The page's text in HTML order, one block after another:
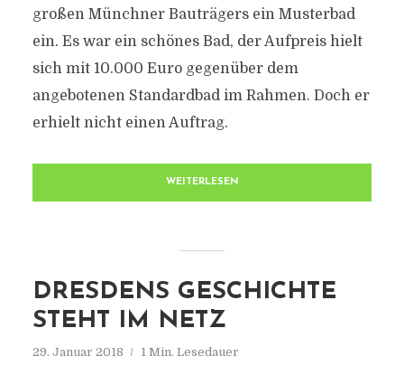
großen Münchner Bauträgers ein Musterbad
ein. Es war ein schönes Bad, der Aufpreis hielt
sich mit 10.000 Euro gegenüber dem
angebotenen Standardbad im Rahmen. Doch er
erhielt nicht einen Auftrag.
WEITERLESEN
DRESDENS GESCHICHTE
STEHT IM NETZ
29. Januar 2018 1 Min. Lesedauer